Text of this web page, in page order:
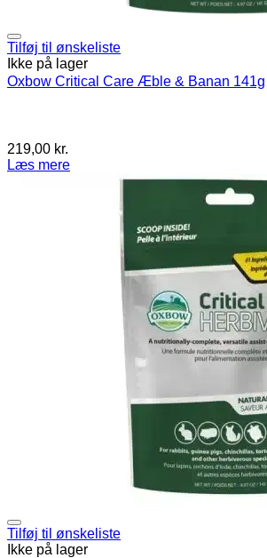
Tilføj til ønskeliste
Ikke på lager
Oxbow Critical Care Æble & Banan 141g
219,00 kr.
Læs mere
Tilføj til ønskeliste
Ikke på lager